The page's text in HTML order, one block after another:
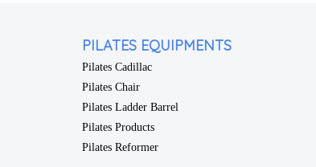
PILATES EQUIPMENTS
Pilates Cadillac
Pilates Chair
Pilates Ladder Barrel
Pilates Products
Pilates Reformer